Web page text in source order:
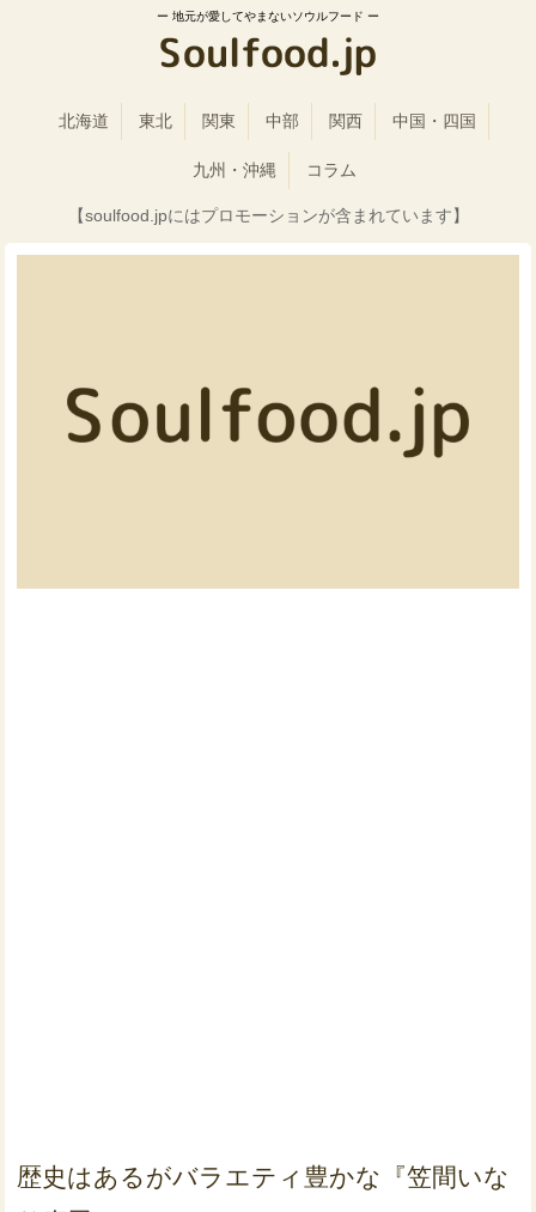
地元が愛してやまないソウルフード
北海道 東北 関東 中部 関西 中国・四国
九州・沖縄 コラム
【soulfood.jpにはプロモーションが含まれています】
歴史はあるがバラエティ豊かな『笠間いな